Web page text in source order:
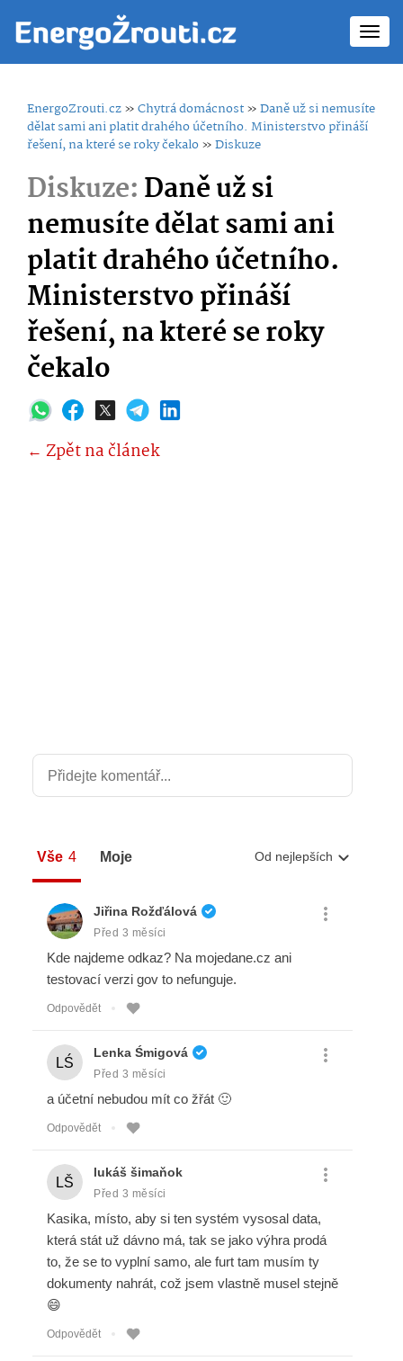
EnergoZrouti.cz»Chytrá domácnost»Daně už si nemusíte
dělat sami ani platit drahého účetního. Ministerstvo přináší
řešení, na které se roky čekalo»Diskuze
Diskuze:Daně už si
nemusíte dělat sami ani
platit drahého účetního.
Ministerstvo přináší
řešení, na které se roky
čekalo
← Zpět na článek